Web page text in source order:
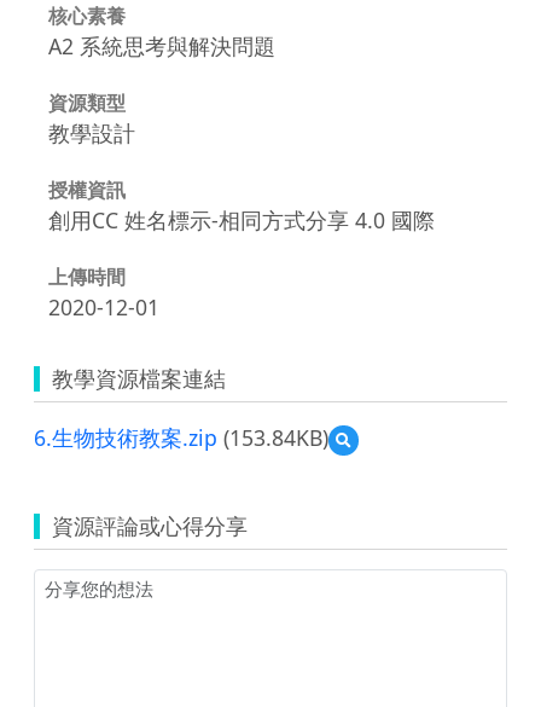
核心素養
A2 系統思考與解決問題
資源類型
教學設計
授權資訊
創用CC 姓名標示-相同方式分享 4.0 國際
上傳時間
2020-12-01
教學資源檔案連結
6.生物技術教案.zip (153.84KB)
預
覽
技
術
資源評論或心得分享